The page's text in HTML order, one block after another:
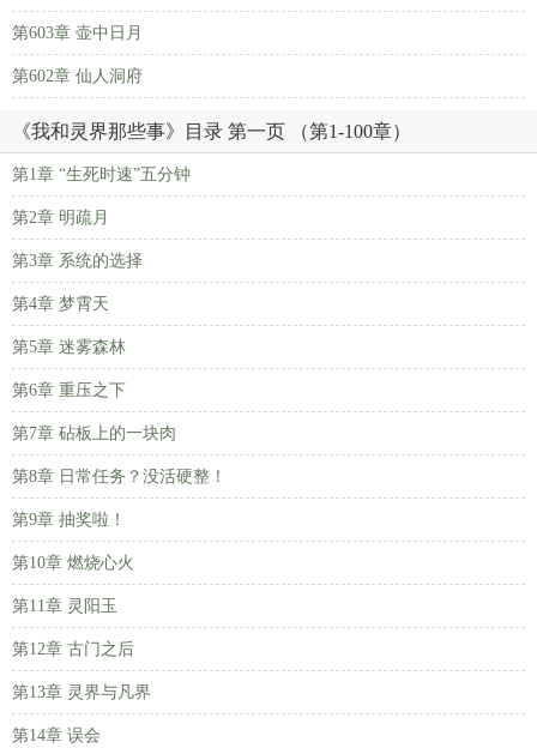
第603章 壶中日月
第602章 仙人洞府
《我和灵界那些事》目录 第一页 （第1-100章）
第1章 “生死时速”五分钟
第2章 明疏月
第3章 系统的选择
第4章 梦霄天
第5章 迷雾森林
第6章 重压之下
第7章 砧板上的一块肉
第8章 日常任务？没活硬整！
第9章 抽奖啦！
第10章 燃烧心火
第11章 灵阳玉
第12章 古门之后
第13章 灵界与凡界
第14章 误会